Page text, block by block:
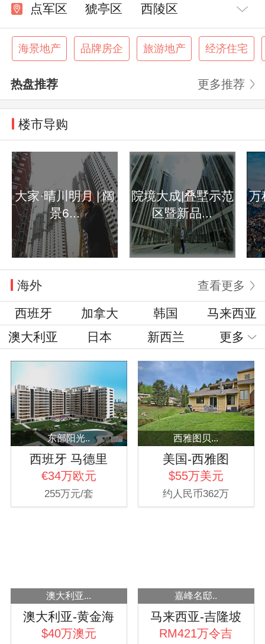
点军区 猇亭区 西陵区
东山开发区 夷陵区
海景地产 品牌房企 旅游地产 经济住宅
热盘推荐 更多推荐
楼市导购
大家·晴川明月 | 阔
景6...
院境大成|叠墅示范
区暨新品...
万
海外 查看更多
西班牙 加拿大 韩国
马来西亚
澳大利亚
日本 新西兰 更多
东部阳光..
西班牙 马德里
€34万欧元
255万元/套
西雅图贝...
美国-西雅图
$55万美元
约人民币362万
澳大利亚...
澳大利亚-黄金海
岸
$40万澳元
嘉峰名邸..
马来西亚-吉隆坡
RM421万令吉